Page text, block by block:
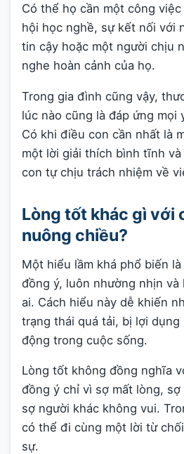
Có thể họ cần một công
hội học nghề, sự kết nối với
tin cậy hoặc một người chịu
nghe hoàn cảnh của họ.
Trong gia đình cũng vậy,
lúc nào cũng là đáp ứng mọi
Có khi điều con cần nhất là
một lời giải thích bình tĩnh
con tự chịu trách nhiệm về
Lòng tốt khác gì với
nuông chiều?
Một hiểu lầm khá phổ biến
đồng ý, luôn nhường nhịn
ai. Cách hiểu này dễ khiến
trạng thái quá tải, bị lợi
động trong cuộc sống.
Lòng tốt không đồng nghĩa
đồng ý chỉ vì sợ mất lòng,
sợ người khác không vui.
có thể đi cùng một lời từ
sự.